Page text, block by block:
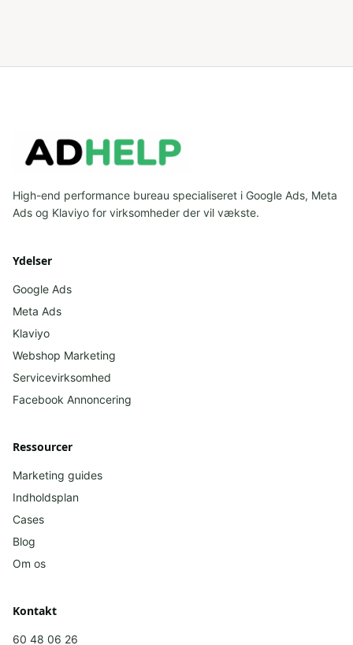
High-end performance bureau specialiseret i Google Ads, Meta
Ads og Klaviyo for virksomheder der vil vækste.
Ydelser
Google Ads
Meta Ads
Klaviyo
Webshop Marketing
Servicevirksomhed
Facebook Annoncering
Ressourcer
Marketing guides
Indholdsplan
Cases
Blog
Om os
Kontakt
60 48 06 26